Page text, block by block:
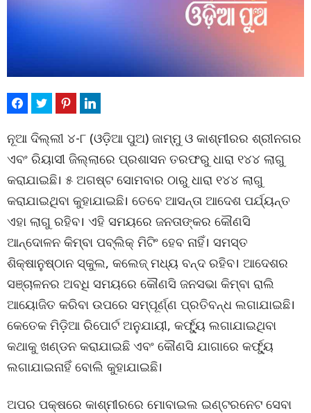
ନୂଆ ଦିଲ୍ଲୀ ୪-୮ (ଓଡ଼ିଆ ପୁଅ) ଜାମ୍ମୁ ଓ କାଶ୍ମୀରର ଶ୍ରୀନଗର
ଏବଂ ରିୟାସୀ ଜିଲ୍ଲାରେ ପ୍ରଶାସନ ତରଫରୁ ଧାରା ୧୪୪ ଲାଗୁ
କରାଯାଇଛି। ୫ ଅଗଷ୍ଟ ସୋମବାର ଠାରୁ ଧାରା ୧୪୪ ଲାଗୁ
କରାଯାଇଥିବା କୁହାଯାଇଛି। ତେବେ ଆସନ୍ତା ଆଦେଶ ପର୍ଯ୍ୟନ୍ତ
ଏହା ଲାଗୁ ରହିବ। ଏହି ସମୟରେ ଜନତାଙ୍କର କୌଣସି
ଆନ୍ଦୋଳନ କିମ୍ବା ପବ୍ଲିକ୍ ମିଟିଂ ହେବ ନାହିଁ। ସମସ୍ତ
ଶିକ୍ଷାନୁଷ୍ଠାନ ସ୍କୁଲ, କଲେଜ୍ ମଧ୍ୟ ବନ୍ଦ ରହିବ। ଆଦେଶର
ସଞ୍ଚାଳନର ଅବଧି ସମୟରେ କୌଣସି ଜନସଭା କିମ୍ବା ରାଲି
ଆୟୋଜିତ କରିବା ଉପରେ ସମ୍ପୂର୍ଣ୍ଣ ପ୍ରତିବନ୍ଧ ଲଗାଯାଇଛି।
କେତେକ ମିଡ଼ିଆ ରିପୋର୍ଟ ଅନୁଯାୟୀ, କର୍ଫ୍ୟୁ ଲଗାଯାଇଥିବା
କଥାକୁ ଖଣ୍ଡନ କରାଯାଇଛି ଏବଂ କୌଣସି ଯାଗାରେ କର୍ଫ୍ୟୁ
ଲଗାଯାଇନାହିଁ ବୋଲି କୁହାଯାଇଛି।
ଅପର ପକ୍ଷରେ କାଶ୍ମୀରରେ ମୋବାଇଲ ଇଣ୍ଟରନେଟ ସେବା